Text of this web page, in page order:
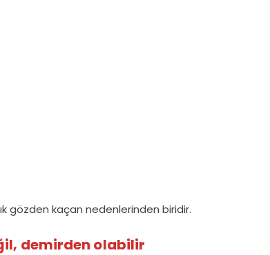
gözden kaçan nedenlerinden biridir.
demirden olabilir